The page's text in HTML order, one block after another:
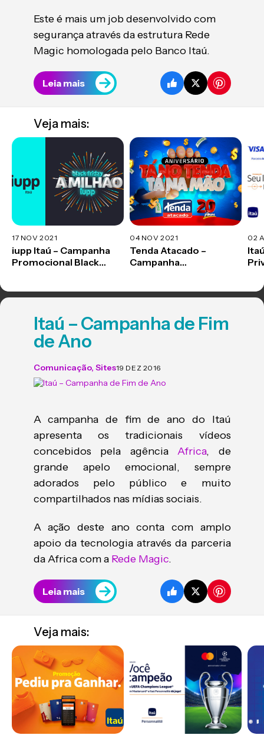
Este é mais um job desenvolvido com
segurança através da estrutura Rede
Magic homologada pelo Banco Itaú.
Leia mais
Veja mais:
17 NOV 2021
iupp Itaú – Campanha
Promocional Black
04 NOV 2021
Tenda Atacado –
Campanha
02
Itaú – Campanha de Fim
de Ano
Comunicação, Sites19 DEZ 2016
A campanha de fim de ano do Itaú
apresenta os tradicionais vídeos
concebidos pela agência Africa, de
grande apelo emocional, sempre
adorados pelo público e muito
compartilhados nas mídias sociais.
A ação deste ano conta com amplo
apoio da tecnologia através da parceria
da Africa com a Rede Magic.
Leia mais
Veja mais: